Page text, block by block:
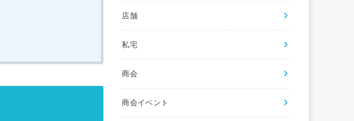
店舗
私宅
商会
商会イベント